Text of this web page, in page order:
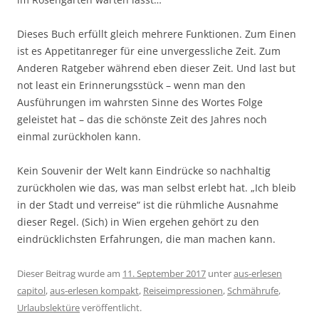
Dieses Buch erfüllt gleich mehrere Funktionen. Zum Einen
ist es Appetitanreger für eine unvergessliche Zeit. Zum
Anderen Ratgeber während eben dieser Zeit. Und last but
not least ein Erinnerungsstück – wenn man den
Ausführungen im wahrsten Sinne des Wortes Folge
geleistet hat – das die schönste Zeit des Jahres noch
einmal zurückholen kann.
Kein Souvenir der Welt kann Eindrücke so nachhaltig
zurückholen wie das, was man selbst erlebt hat. „Ich bleib
in der Stadt und verreise“ ist die rühmliche Ausnahme
dieser Regel. (Sich) in Wien ergehen gehört zu den
eindrücklichsten Erfahrungen, die man machen kann.
Dieser Beitrag wurde am 11. September 2017 unteraus-erlesen
capitol,aus-erlesen kompakt, Reiseimpressionen,Schmährufe,
Urlaubslektüreveröffentlicht.